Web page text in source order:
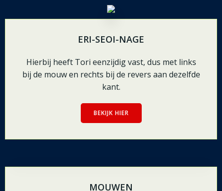
ERI-SEOI-NAGE
Hierbij heeft Tori eenzijdig vast, dus met links
bij de mouw en rechts bij de revers aan dezelfde
kant.
BEKIJK HIER
MOUWEN